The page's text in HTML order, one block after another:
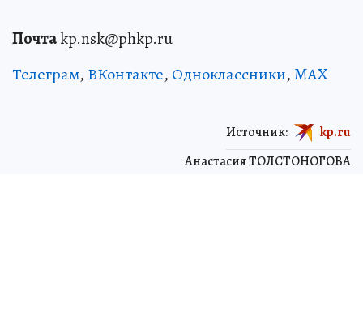
Почтаkp.nsk@phkp.ru
Телеграм, ВКонтакте, Одноклассники,MAX
Анастасия ТОЛСТОНОГОВА
Источник: kp.ru